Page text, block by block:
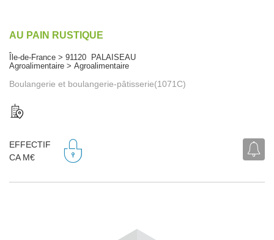
AU PAIN RUSTIQUE
Île-de-France > 91120 PALAISEAU
Agroalimentaire > Agroalimentaire
Boulangerie et boulangerie-pâtisserie(1071C)
EFFECTIF
CA M€